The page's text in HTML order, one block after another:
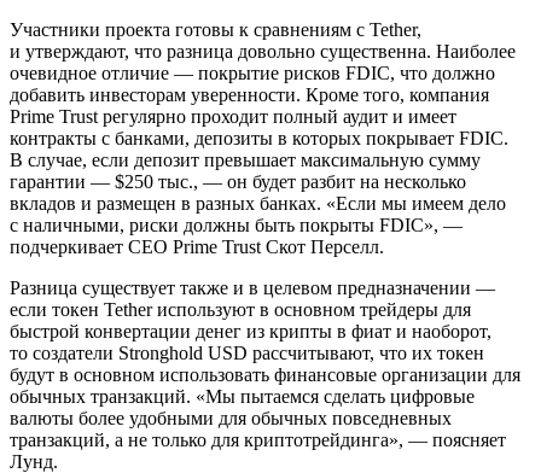
Участники проекта готовы к сравнениям с Tether,
и утверждают, что разница довольно существенна. Наиболее
очевидное отличие — покрытие рисков FDIC, что должно
добавить инвесторам уверенности. Кроме того, компания
Prime Trust регулярно проходит полный аудит и имеет
контракты с банками, депозиты в которых покрывает FDIC.
В случае, если депозит превышает максимальную сумму
гарантии — $250 тыс., — он будет разбит на несколько
вкладов и размещен в разных банках. «Если мы имеем дело
с наличными, риски должны быть покрыты FDIC», —
подчеркивает СЕО Prime Trust Скот Перселл.
Разница существует также и в целевом предназначении —
если токен Tether используют в основном трейдеры для
быстрой конвертации денег из крипты в фиат и наоборот,
то создатели Stronghold USD рассчитывают, что их токен
будут в основном использовать финансовые организации для
обычных транзакций. «Мы пытаемся сделать цифровые
валюты более удобными для обычных повседневных
транзакций, а не только для криптотрейдинга», — поясняет
Лунд.